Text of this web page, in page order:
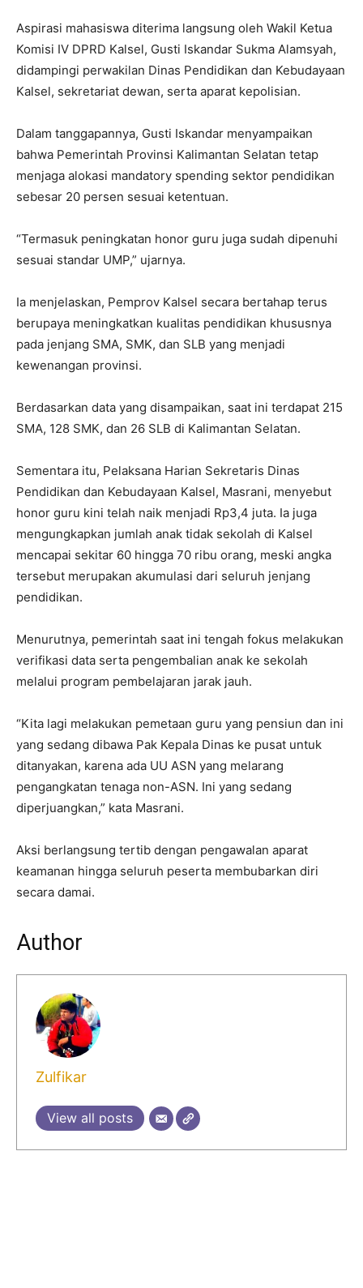
Aspirasi mahasiswa diterima langsung oleh Wakil Ketua
Komisi IV DPRD Kalsel, Gusti Iskandar Sukma Alamsyah,
didampingi perwakilan Dinas Pendidikan dan Kebudayaan
Kalsel, sekretariat dewan, serta aparat kepolisian.
Dalam tanggapannya, Gusti Iskandar menyampaikan
bahwa Pemerintah Provinsi Kalimantan Selatan tetap
menjaga alokasi mandatory spending sektor pendidikan
sebesar 20 persen sesuai ketentuan.
“Termasuk peningkatan honor guru juga sudah dipenuhi
sesuai standar UMP,” ujarnya.
Ia menjelaskan, Pemprov Kalsel secara bertahap terus
berupaya meningkatkan kualitas pendidikan khususnya
pada jenjang SMA, SMK, dan SLB yang menjadi
kewenangan provinsi.
Berdasarkan data yang disampaikan, saat ini terdapat 215
SMA, 128 SMK, dan 26 SLB di Kalimantan Selatan.
Sementara itu, Pelaksana Harian Sekretaris Dinas
Pendidikan dan Kebudayaan Kalsel, Masrani, menyebut
honor guru kini telah naik menjadi Rp3,4 juta. Ia juga
mengungkapkan jumlah anak tidak sekolah di Kalsel
mencapai sekitar 60 hingga 70 ribu orang, meski angka
tersebut merupakan akumulasi dari seluruh jenjang
pendidikan.
Menurutnya, pemerintah saat ini tengah fokus melakukan
verifikasi data serta pengembalian anak ke sekolah
melalui program pembelajaran jarak jauh.
“Kita lagi melakukan pemetaan guru yang pensiun dan ini
yang sedang dibawa Pak Kepala Dinas ke pusat untuk
ditanyakan, karena ada UU ASN yang melarang
pengangkatan tenaga non-ASN. Ini yang sedang
diperjuangkan,” kata Masrani.
Aksi berlangsung tertib dengan pengawalan aparat
keamanan hingga seluruh peserta membubarkan diri
secara damai.
Author
Zulfikar
View all posts